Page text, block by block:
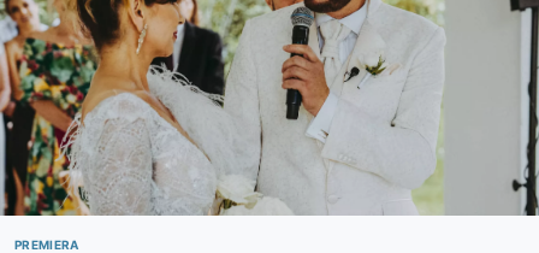
PREMIERA